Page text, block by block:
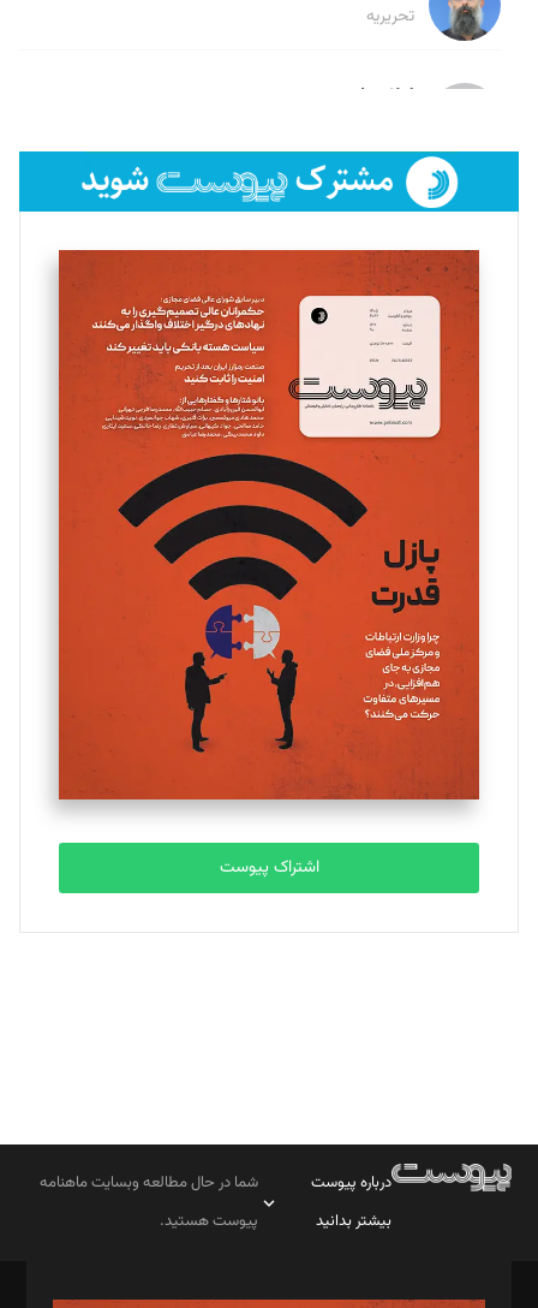
تحریریه
لیلا حنارود
فائزه فتحی رستمی
تحریریه
سروش کرمیان
تحریریه
مینا پاکدل
یسنا امان‌پور
تحریریه
ملینا جعفری
تحریریه
مصطفی مسجدی آرانی
تحریریه
بابک نقاش
تحریریه
اشتراک پیوست
درباره پیوست
بیشتر بدانید
شما در حال مطالعه وبسایت ماهنامه
پیوست هستید.